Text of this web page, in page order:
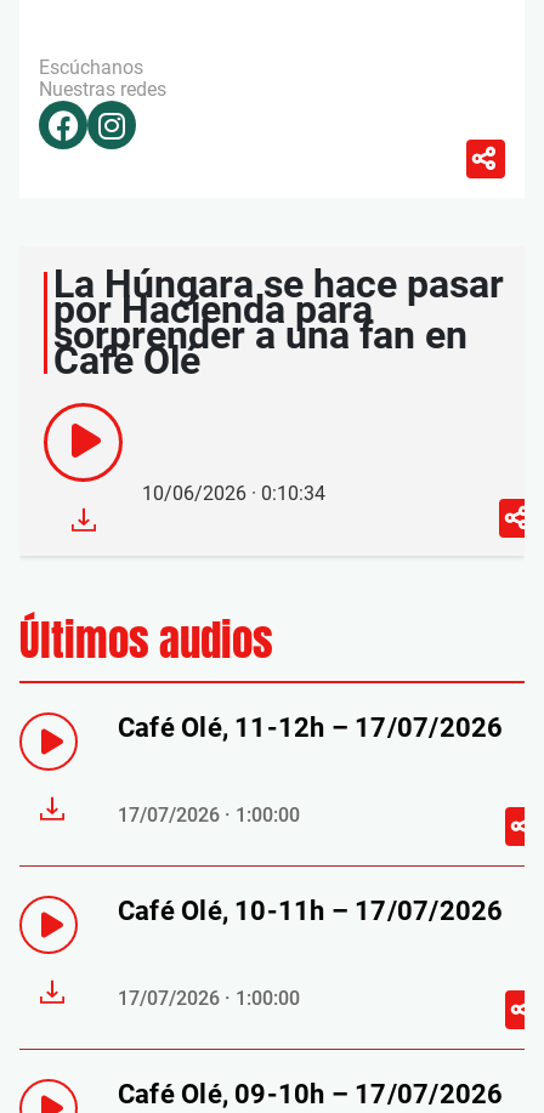
Escúchanos
Nuestras redes
La Húngara se hace pasar
por Hacienda para
sorprender a una fan en
Café Olé
10/06/2026 · 0:10:34
Últimos audios
Café Olé, 11-12h – 17/07/2026
17/07/2026 · 1:00:00
Café Olé, 10-11h – 17/07/2026
17/07/2026 · 1:00:00
Café Olé, 09-10h – 17/07/2026